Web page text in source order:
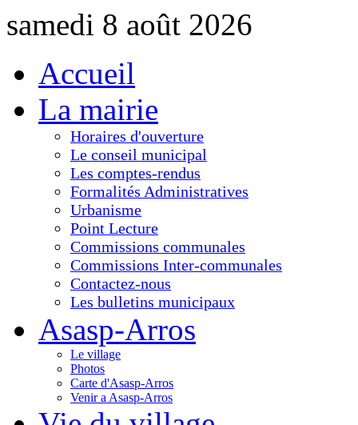
samedi 8 août 2026
Accueil
La mairie
Horaires d'ouverture
Le conseil municipal
Les comptes-rendus
Formalités Administratives
Urbanisme
Point Lecture
Commissions communales
Commissions Inter-communales
Contactez-nous
Les bulletins municipaux
Asasp-Arros
Le village
Photos
Carte d'Asasp-Arros
Venir a Asasp-Arros